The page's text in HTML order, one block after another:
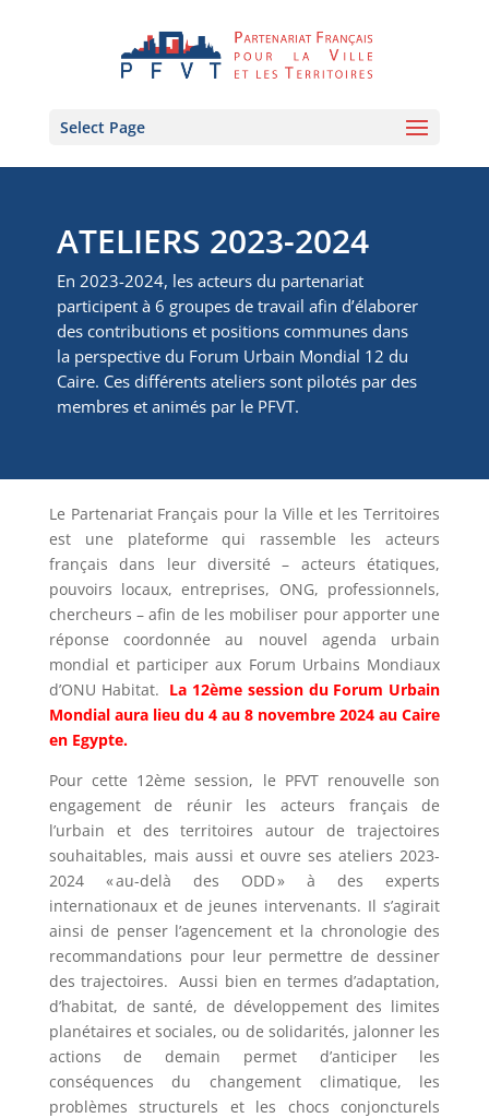
Select Page
ATELIERS 2023-2024
En 2023-2024, les acteurs du partenariat
participent à 6 groupes de travail afin d’élaborer
des contributions et positions communes dans
la perspective du Forum Urbain Mondial 12 du
Caire. Ces différents ateliers sont pilotés par des
membres et animés par le PFVT.
Le Partenariat Français pour la Ville et les Territoires
est une plateforme qui rassemble les acteurs
français dans leur diversité – acteurs étatiques,
pouvoirs locaux, entreprises, ONG, professionnels,
chercheurs – afin de les mobiliser pour apporter une
réponse coordonnée au nouvel agenda urbain
mondial et participer aux Forum Urbains Mondiaux
d’ONU Habitat. La 12ème session du Forum Urbain
Mondial aura lieu du 4 au 8 novembre 2024 au Caire
en Egypte.
Pour cette 12ème session, le PFVT renouvelle son
engagement de réunir les acteurs français de
l’urbain et des territoires autour de trajectoires
souhaitables, mais aussi et ouvre ses ateliers 2023-
2024 « au-delà des ODD » à des experts
internationaux et de jeunes intervenants. Il s’agirait
ainsi de penser l’agencement et la chronologie des
recommandations pour leur permettre de dessiner
des trajectoires. Aussi bien en termes d’adaptation,
d’habitat, de santé, de développement des limites
planétaires et sociales, ou de solidarités, jalonner les
actions de demain permet d’anticiper les
conséquences du changement climatique, les
problèmes structurels et les chocs conjoncturels